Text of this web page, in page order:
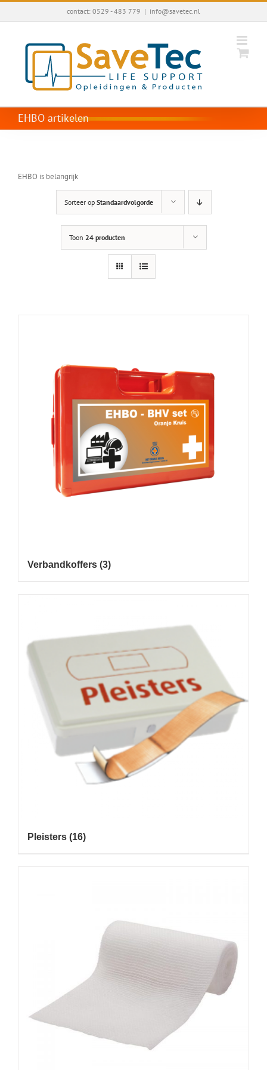
Ga
contact: 0529 - 483 779 | info@savetec.nl
EHBO artikelen
EHBO is belangrijk
Sorteer op Standaardvolgorde
Toon 24 producten
Verbandkoffers (3)
Pleisters (16)